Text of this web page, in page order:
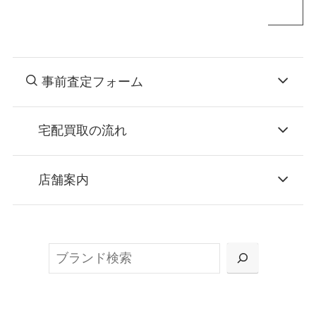
事前査定フォーム
宅配買取の流れ
お申込み
または梱包材不要の「集荷申込」からお選び
店舗案内